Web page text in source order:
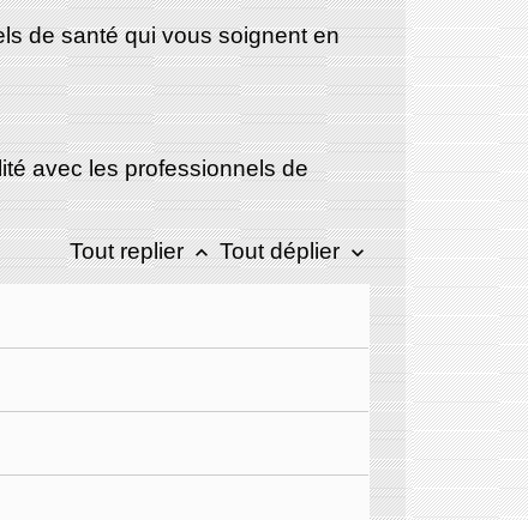
de santé qui vous soignent en
avec les professionnels de
Tout replierkeyboard_arrow_up Tout déplierkeyboard_arrow_down